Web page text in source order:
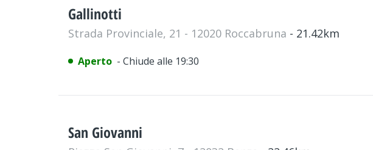
Gallinotti
Strada Provinciale, 21 - 12020 Roccabruna - 21.42km
Aperto - Chiude alle 19:30
San Giovanni